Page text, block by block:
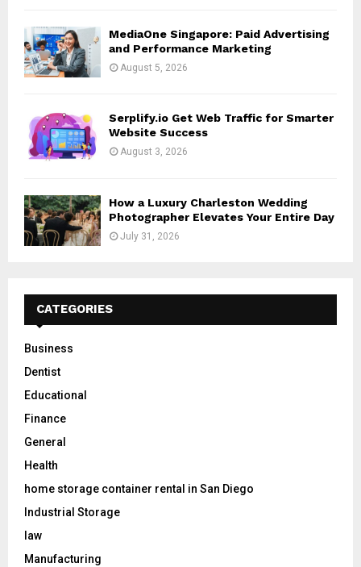
MediaOne Singapore: Paid Advertising
and Performance Marketing
August 5, 2026
Serplify.io Get Web Traffic for Smarter
Website Success
August 3, 2026
How a Luxury Charleston Wedding
Photographer Elevates Your Entire Day
July 31, 2026
CATEGORIES
Business
Dentist
Educational
Finance
General
Health
home storage container rental in San Diego
Industrial Storage
law
Manufacturing